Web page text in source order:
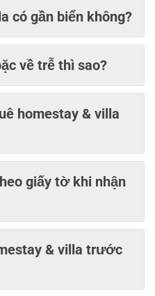
có gần biển không?
về trễ thì sao?
homestay & villa
giấy tờ khi nhận
& villa trước